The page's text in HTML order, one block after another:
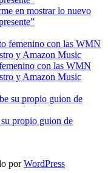
en mostrar lo nuevo
con las WMN
y Amazon Music
propio guion de
porWordPress